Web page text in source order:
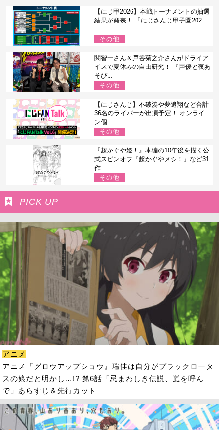
【にじ甲2026】本戦トーナメントの抽選
結果が発表！ 「にじさんじ甲子園202...
その他
関智一さん＆戸谷菊之介さんがドライア
イスで夏休みの自由研究！ 『声優と夜あ
そび...
その他
【にじさんじ】不破湊や夢追翔など合計
36名のライバーが出演予定！ オンライ
ン個...
その他
『超かぐや姫！』本編の10年後を描く公
式スピンオフ『超かぐやメシ！』など31
作...
その他
PICK UP
アニメ
アニメ『グロウアップショウ』瑞佳は自分がブラックロータ
スの娘だと明かし…!? 第6話「忌まわしき伝説、嵐を呼ん
で」あらすじ＆先行カット